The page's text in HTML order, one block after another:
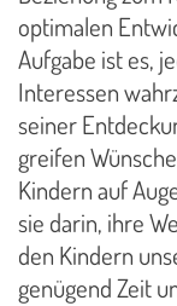
optimalen
Aufgabe ist es,
Interessen
seiner
greifen
Kindern auf
sie darin, ihre
den Kindern
genügend Zeit